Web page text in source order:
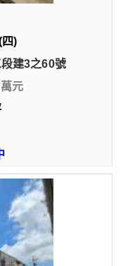
)
建3之60號